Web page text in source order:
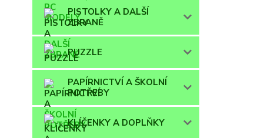
PISTOLKY A DALŠÍ
ZBRANĚ
PUZZLE
PAPÍRNICTVÍ A ŠKOLNÍ
POTŘEBY
KLÍČENKY A DOPLŇKY